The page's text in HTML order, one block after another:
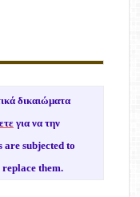
δικαιώματα
για να την
are subjected to
them.